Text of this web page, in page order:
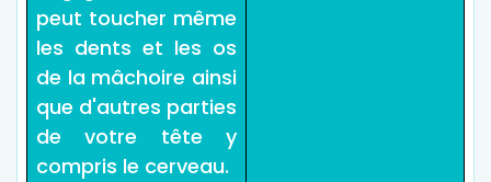
peut toucher même
les dents et les os
de la mâchoire ainsi
que d'autres parties
de votre tête y
compris le cerveau.